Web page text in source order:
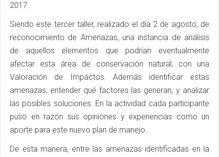
2017.
Siendo este tercer taller, realizado el día 2 de agosto, de
reconocimiento de Amenazas, una instancia de análisis
de aquellos elementos que podrían eventualmente
afectar esta área de conservación natural, con una
Valoración de Impactos. Además identificar estas
amenazas, entender qué factores las generan, y analizar
las posibles soluciones. En la actividad cada participante
puso en razón sus opiniones y experiencias como un
aporte para este nuevo plan de manejo.
De esta manera, entre las amenazas identificadas en la